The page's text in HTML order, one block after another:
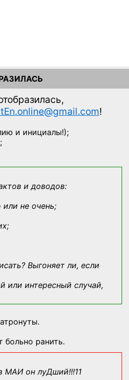
!
и инициалы!);
и доводов:
или не очень;
Выгоняет ли, если
или интересный случай,
ранить.
МАИ он луДший!!!11